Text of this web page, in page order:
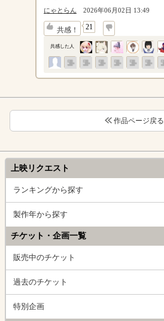
にゃとらん 2026年06月02日 13:49
共感！ 21
↓
共感した人
作品ページ戻る
上映リクエスト
ランキングから探す
製作年から探す
チケット・企画一覧
販売中のチケット
過去のチケット
特別企画